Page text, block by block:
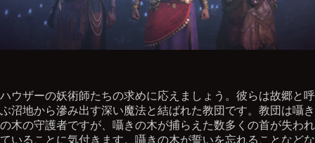
ハウザーの妖術師たちの求めに応えましょう。彼らは故郷と呼
ぶ沼地から滲み出す深い魔法と結ばれた教団です。教団は囁き
の木の守護者ですが、囁きの木が捕らえた数多くの首が失われ
ていることに気付きます。囁きの木が誓いを忘れることなどな